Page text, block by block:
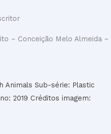
– Conceição Melo Almeida –